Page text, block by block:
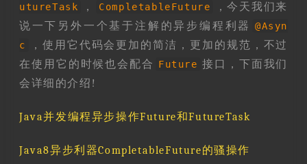
utureTask
， CompletableFuture
，今天我们来
说一下另外一个基于注解的异步编程利器
@Asyn
c
，使用它代码会更加的简洁，更加的规范，不过
在使用它的时候也会配合
Future 接口，下面我们
会详细的介绍!
Java并发编程异步操作Future和FutureTask
Java8异步利器CompletableFuture的骚操作